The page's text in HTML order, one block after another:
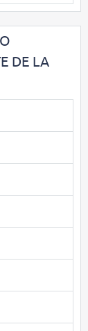
DE LA